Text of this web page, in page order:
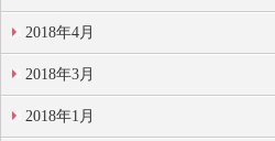
2018年4月
2018年3月
2018年1月